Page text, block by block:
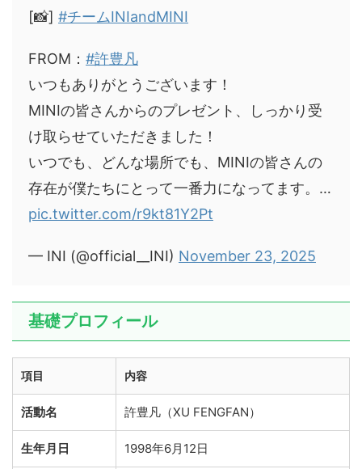
[📸] #チームINIandMINI
FROM： #許豊凡
いつもありがとうございます！
MINIの皆さんからのプレゼント、しっかり受
け取らせていただきました！
いつでも、どんな場所でも、MINIの皆さんの
存在が僕たちにとって一番力になってます。…
pic.twitter.com/r9kt81Y2Pt
— INI (@official__INI) November 23, 2025
基礎プロフィール
項目 内容
活動名 許豊凡（XU FENGFAN）
生年月日 1998年6月12日